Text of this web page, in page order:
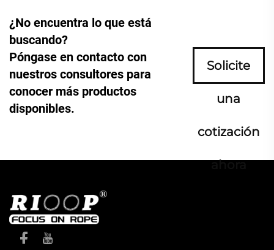
¿No encuentra lo que está
buscando?
Póngase en contacto con
nuestros consultores para
conocer más productos
disponibles.
Solicite
una
cotización
ahora